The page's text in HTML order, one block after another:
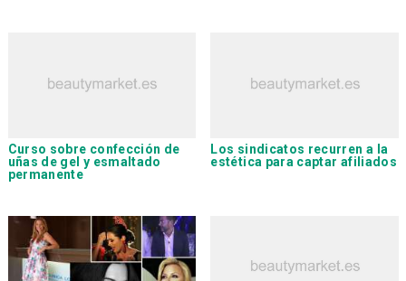
Curso sobre confección de
uñas de gel y esmaltado
permanente
Los sindicatos recurren a la
estética para captar afiliados